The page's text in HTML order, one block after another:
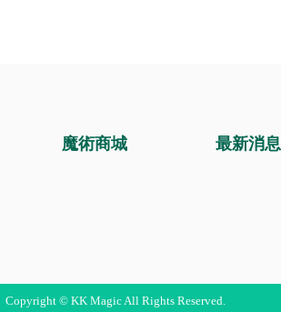
魔術商城 最新消息
Copyright © KK Magic All Rights Reserved.